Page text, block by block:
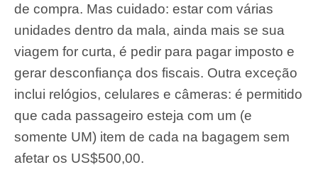
de compra. Mas cuidado: estar com várias
unidades dentro da mala, ainda mais se sua
viagem for curta, é pedir para pagar imposto e
gerar desconfiança dos fiscais. Outra exceção
inclui relógios, celulares e câmeras: é permitido
que cada passageiro esteja com um (e
somente UM) item de cada na bagagem sem
afetar os US$500,00.